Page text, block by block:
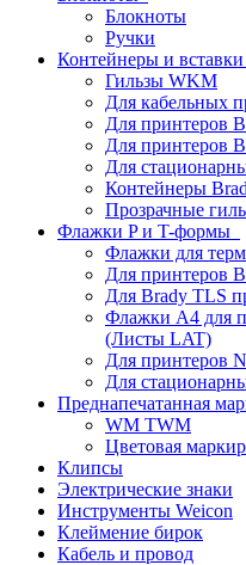
Блокноты
Ручки
Контейнеры и вставки
Гильзы WKM
Для кабельных
Для принтеров
Для принтеров
Для
Контейнеры
Прозрачные
Флажки P и T-формы
Флажки для
Для принтеров
Для Brady TLS
Флажки A4 для
(Листы LAT)
Для принтеров
Для
Преднапечатанная
WM TWM
Цветовая
Клипсы
Электрические знаки
Инструменты Weicon
Клеймение бирок
Кабель и провод